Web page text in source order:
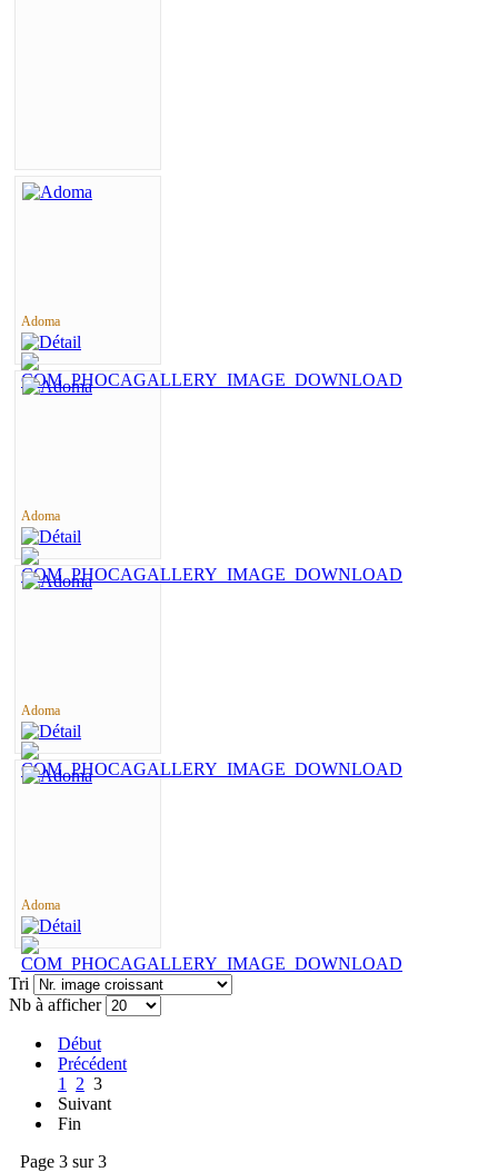
Adoma
Adoma
Adoma
Adoma
Tri
Nb à afficher
Début
Précédent
1
2 3
Suivant
Fin
Page 3 sur 3